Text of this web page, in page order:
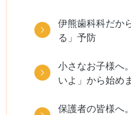
伊熊歯科科だか
る」予防
小さなお子様へ
いよ」から始め
保護者の皆様へ